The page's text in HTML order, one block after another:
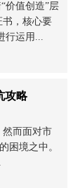
价值创造”层
书，核心要
行运用...
攻略
然而面对市
困境之中。